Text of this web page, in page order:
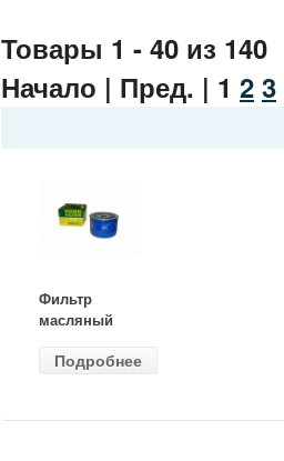
Товары 1 - 40 из 140
Начало | Пред. | 1 2 3
Фильтр
масляный
(MANN) W
Подробнее